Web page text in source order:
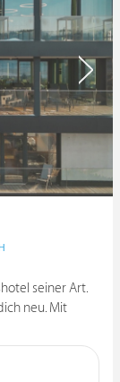
seiner Art.
neu. Mit